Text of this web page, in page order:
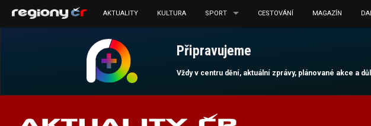
Připravujeme
Vždy v centru dění, aktuální zprávy, plánované akce a
AKTUALITY KULTURA SPORT CESTOVÁNÍ MAGAZÍN